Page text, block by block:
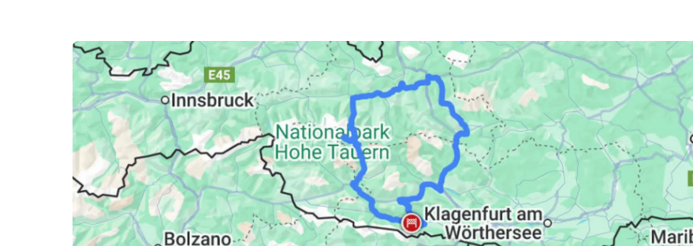
Slovenië
Slovenië